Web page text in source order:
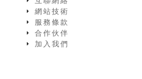
網站技術
服務條款
合作伙伴
加入我們